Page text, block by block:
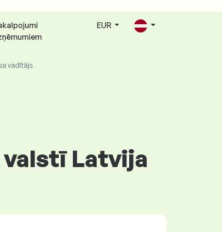
EUR
vadītājs
Latvija